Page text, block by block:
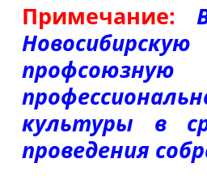
Примечание:
профсоюзную
культуры в
проведения